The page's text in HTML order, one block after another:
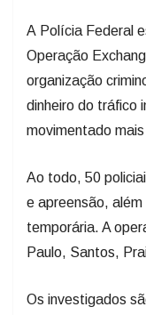
A Polícia Federal
Operação
organização
dinheiro do tráfico
movimentado
Ao todo, 50
e apreensão,
temporária. A
Paulo, Santos,
Os investigados